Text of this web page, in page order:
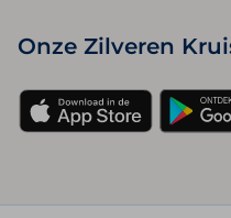
Onze Zilveren